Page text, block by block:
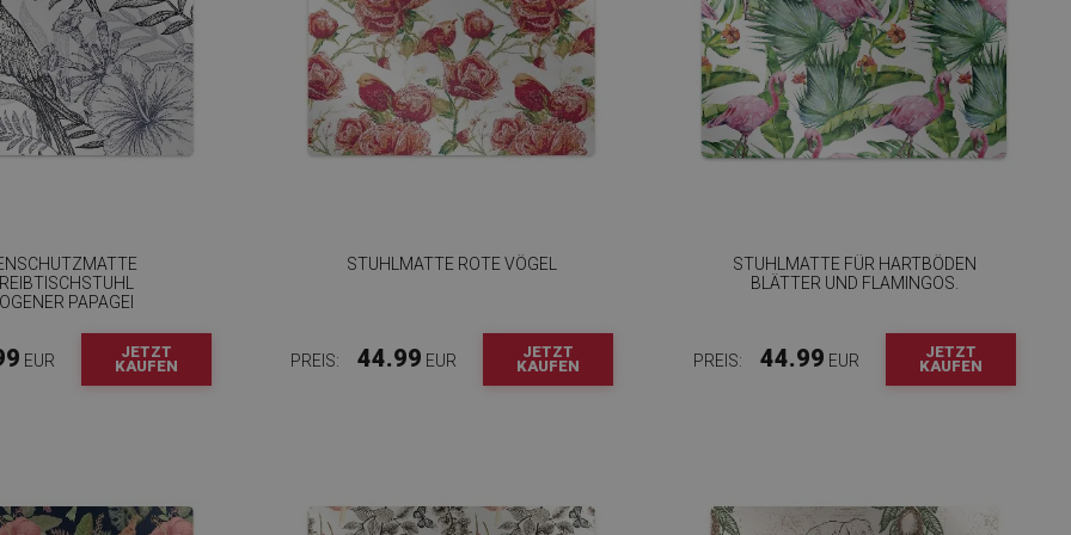
PAPAGEI
EUR
JETZT
KAUFEN
STUHLMATTE ROTE VÖGEL
PREIS: 44.99 EUR
JETZT
KAUFEN
STUHLMATTE FÜR HARTBÖDEN
BLÄTTER UND FLAMINGOS.
PREIS: 44.99 EUR
JETZT
KAUFEN